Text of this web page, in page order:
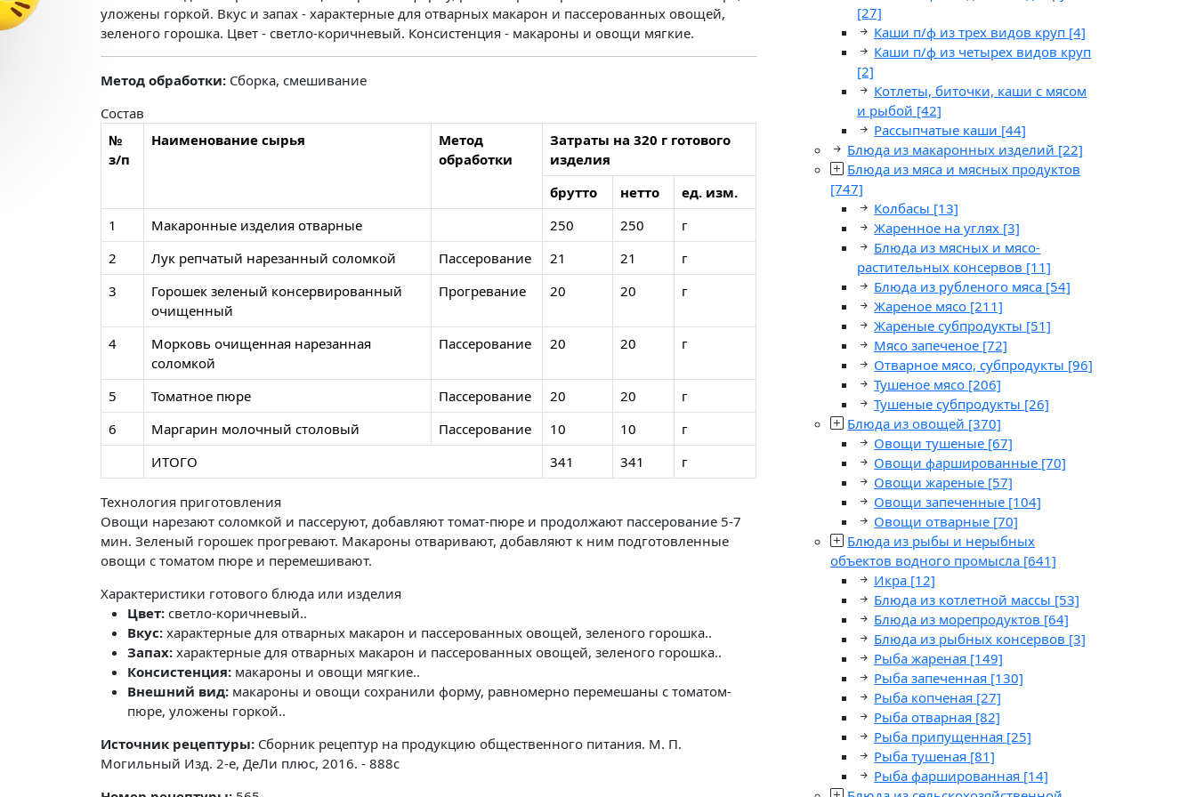
[27]
Каши п/ф из трех видов круп [4]
Каши п/ф из четырех видов круп
[2]
Котлеты, биточки, каши с мясом
и рыбой [42]
Рассыпчатые каши [44]
Блюда из макаронных изделий [22]
Блюда из мяса и мясных продуктов
[747]
Колбасы [13]
Жаренное на углях [3]
Блюда из мясных и мясо-
растительных консервов [11]
Блюда из рубленого мяса [54]
Жареное мясо [211]
Жареные субпродукты [51]
Мясо запеченое [72]
Отварное мясо, субпродукты [96]
Тушеное мясо [206]
Тушеные субпродукты [26]
Блюда из овощей [370]
Овощи тушеные [67]
Овощи фаршированные [70]
Овощи жареные [57]
Овощи запеченные [104]
Овощи отварные [70]
Блюда из рыбы и нерыбных
объектов водного промысла [641]
Икра [12]
Блюда из котлетной массы [53]
Блюда из морепродуктов [64]
Блюда из рыбных консервов [3]
Рыба жареная [149]
Рыба запеченная [130]
Рыба копченая [27]
Рыба отварная [82]
Рыба припущенная [25]
Рыба тушеная [81]
Рыба фаршированная [14]
уложены горкой. Вкус и запах - характерные для отварных макарон и пассерованных овощей,
зеленого горошка. Цвет - светло-коричневый. Консистенция - макароны и овощи мягкие.
Метод обработки: Сборка, смешивание
Состав
№
з/п
Наименование сырья
Метод
обработки
Затраты на 320 г готового
изделия
брутто
нетто
ед. изм.
1
Макаронные изделия отварные 250 250
г
2
Лук репчатый нарезанный соломкой Пассерование 21 21
г
3
Горошек зеленый консервированный
очищенный
Прогревание 20 20 г
4
Морковь очищенная нарезанная
соломкой
Пассерование 20 20 г
5 Томатное пюре Пассерование 20 20
г
6
Маргарин молочный столовый Пассерование 10 10
г
ИТОГО
341 341 г
Технология приготовления
Овощи нарезают соломкой и пассеруют, добавляют томат-пюре и продолжают пассерование 5-7
мин. Зеленый горошек прогревают. Макароны отваривают, добавляют к ним подготовленные
овощи с томатом пюре и перемешивают.
Характеристики готового блюда или изделия
Цвет: светло-коричневый..
Вкус: характерные для отварных макарон и пассерованных овощей, зеленого горошка..
Запах: характерные для отварных макарон и пассерованных овощей, зеленого горошка..
Консистенция: макароны и овощи мягкие..
Внешний вид: макароны и овощи сохранили форму, равномерно перемешаны с томатом-
пюре, уложены горкой..
Источник рецептуры: Сборник рецептур на продукцию общественного питания. М. П.
Могильный Изд. 2-е, ДеЛи плюс, 2016. - 888с